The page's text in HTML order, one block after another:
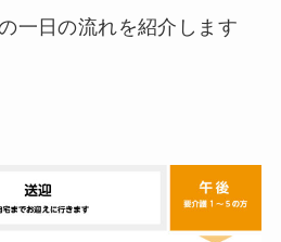
一日の流れを紹介します